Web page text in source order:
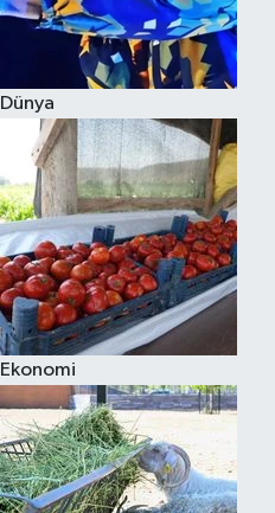
Dünya
Ekonomi